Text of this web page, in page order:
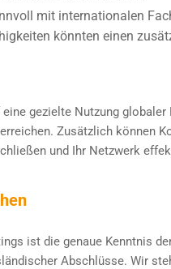
mit internationalen
könnten einen
gezielte Nutzung
Zusätzlich können
und Ihr Netzwerk
ist die genaue Kenntnis
Abschlüsse. Wir